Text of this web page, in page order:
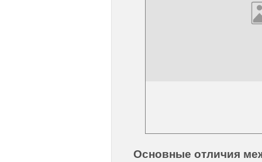
Основные отличия